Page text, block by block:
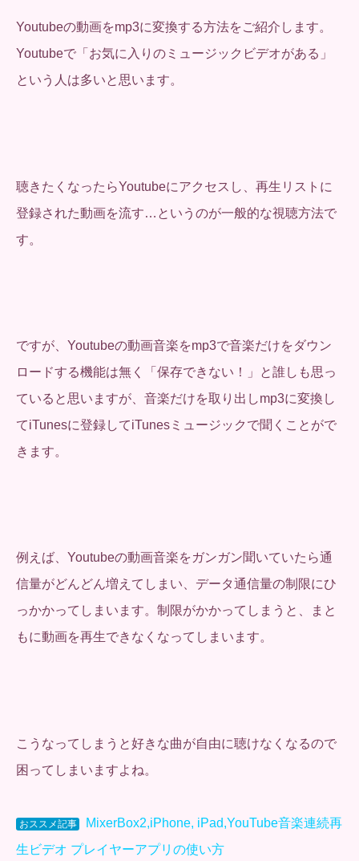
Youtubeの動画をmp3に変換する方法をご紹介します。
Youtubeで「お気に入りのミュージックビデオがある」
という人は多いと思います。
聴きたくなったらYoutubeにアクセスし、再生リストに
登録された動画を流す…というのが一般的な視聴方法で
す。
ですが、Youtubeの動画音楽をmp3で音楽だけをダウン
ロードする機能は無く「保存できない！」と誰しも思っ
ていると思いますが、音楽だけを取り出しmp3に変換し
てiTunesに登録してiTunesミュージックで聞くことがで
きます。
例えば、Youtubeの動画音楽をガンガン聞いていたら通
信量がどんどん増えてしまい、データ通信量の制限にひ
っかかってしまいます。制限がかかってしまうと、まと
もに動画を再生できなくなってしまいます。
こうなってしまうと好きな曲が自由に聴けなくなるので
困ってしまいますよね。
おススメ記事
MixerBox2,iPhone, iPad,YouTube音楽連続再
生ビデオ プレイヤーアプリの使い方